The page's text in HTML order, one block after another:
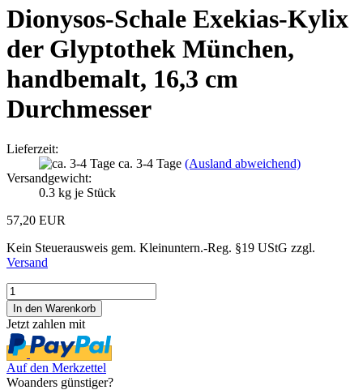
Dionysos-Schale Exekias-Kylix
der Glyptothek München,
handbemalt, 16,3 cm
Durchmesser
Lieferzeit:
ca. 3-4 Tage (Ausland abweichend)
Versandgewicht:
0.3 kg je Stück
57,20 EUR
Kein Steuerausweis gem. Kleinuntern.-Reg. §19 UStG zzgl.
Versand
Jetzt zahlen mit
Auf den Merkzettel
Woanders günstiger?